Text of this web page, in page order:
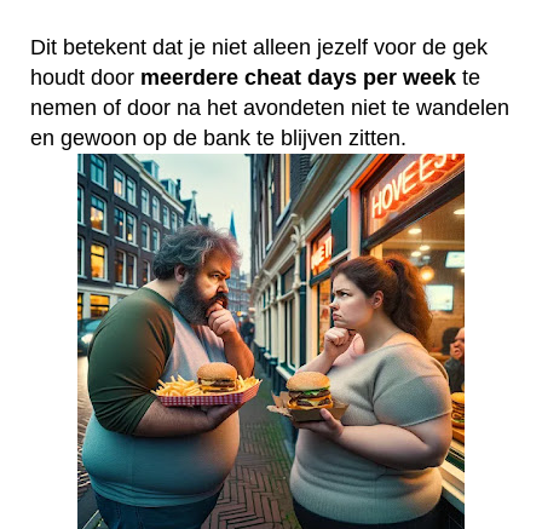
Dit betekent dat je niet alleen jezelf voor de gek
houdt door meerdere cheat days per week te
nemen of door na het avondeten niet te wandelen
en gewoon op de bank te blijven zitten.